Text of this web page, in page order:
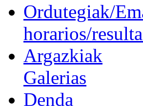
Ordutegiak/
horarios/
Argazkiak
Galerias
Denda